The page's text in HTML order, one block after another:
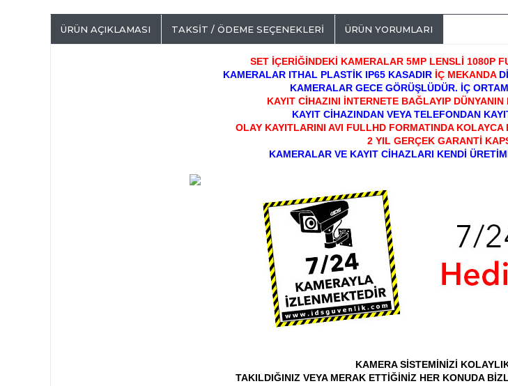
ÜRÜN AÇIKLAMASI TAKSIT / ÖDEME SEÇENEKLERI ÜRÜN YORUMLARI
SET İÇERİĞİNDEKİ KAMERALAR 5MP LENSLİ 1080P
KAMERALAR ITHAL PLASTİK IP65 KASADIR İÇ MEKANDA
KAMERALAR GECE GÖRÜŞLÜDÜR. İÇ
KAYIT CİHAZINI İNTERNETE BAĞLAYIP
KAYIT CİHAZINDAN VEYA TELEFONDAN
OLAY KAYITLARINI AVI FULLHD FORMATINDA
2 YIL GERÇEK GARANTİ
KAMERALAR VE KAYIT CİHAZLARI KENDİ
KAMERA SİSTEMİNİZİ
TAKILDIĞINIZ VEYA MERAK ETTİĞİNİZ HER KONUDA